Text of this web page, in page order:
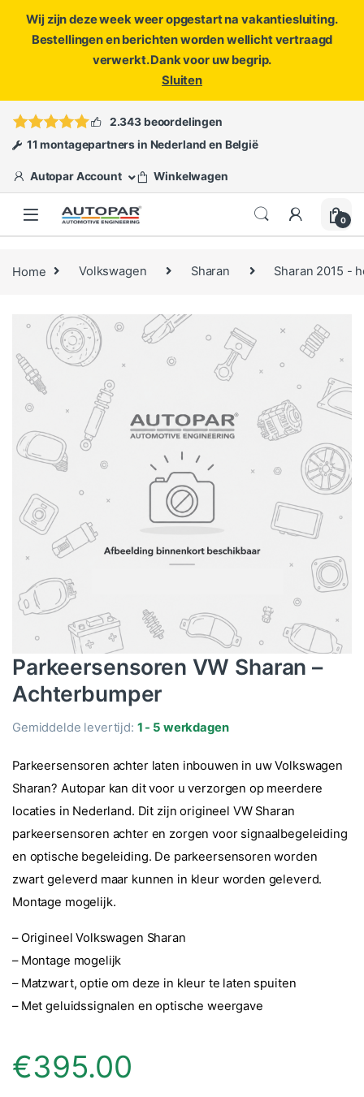
Wij zijn deze week weer opgestart na vakantiesluiting.
Bestellingen en berichten worden wellicht vertraagd
verwerkt. Dank voor uw begrip.
Sluiten
ofopen een ticket
2.343 beoordelingen
11 montagepartners in Nederland en België
Autopar Account Winkelwagen
0
Home Volkswagen Sharan Sharan 2015 -
Parkeersensoren VW Sharan –
Achterbumper
Gemiddelde levertijd: 1 - 5 werkdagen
Parkeersensoren achter laten inbouwen in uw Volkswagen
Sharan? Autopar kan dit voor u verzorgen op meerdere
locaties in Nederland. Dit zijn origineel VW Sharan
parkeersensoren achter en zorgen voor signaalbegeleiding
en optische begeleiding. De parkeersensoren worden
zwart geleverd maar kunnen in kleur worden geleverd.
Montage mogelijk.
– Origineel Volkswagen Sharan
– Montage mogelijk
– Matzwart, optie om deze in kleur te laten spuiten
– Met geluidssignalen en optische weergave
€395.00